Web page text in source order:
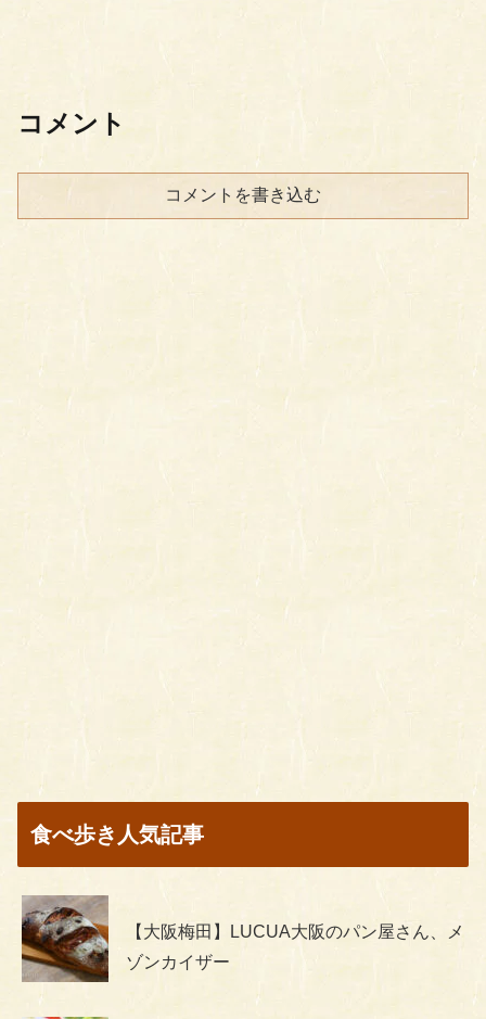
コメント
コメントを書き込む
食べ歩き人気記事
【大阪梅田】LUCUA大阪のパン屋さん、メ
ゾンカイザー